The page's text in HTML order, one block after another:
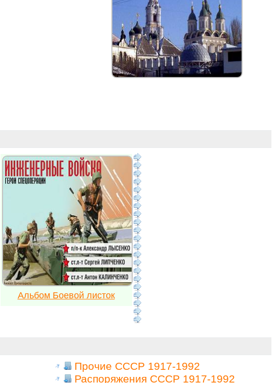
Альбом Боевой листок
Прочие СССР 1917-1992
Распоряжения СССР 1917-1992